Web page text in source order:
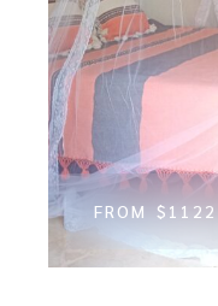
FROM $1122